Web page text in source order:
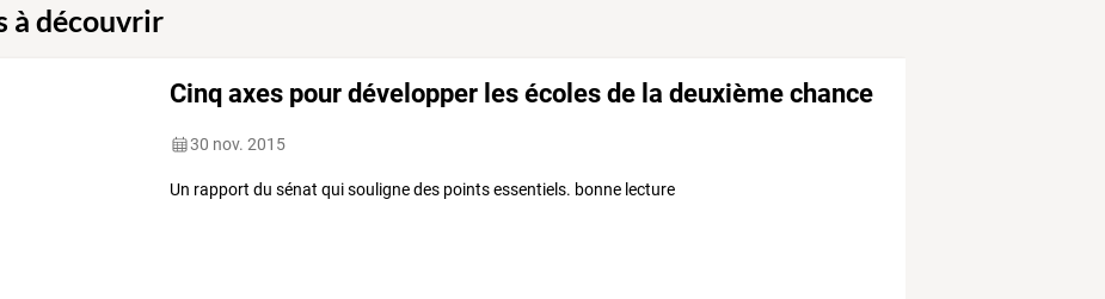
à découvrir
Cinq axes pour développer les écoles de la deuxième chance
30 nov. 2015
Un rapport du sénat qui souligne des points essentiels. bonne lecture